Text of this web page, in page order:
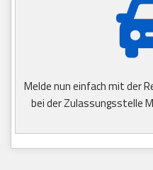
Melde nun einfach mit der
bei der Zulassungsstelle